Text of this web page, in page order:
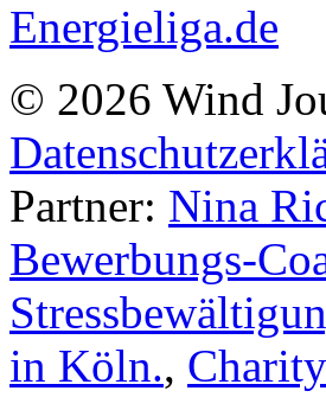
© 2026 Wind
Partner: Nina
Bewerbungs-
in Köln.,